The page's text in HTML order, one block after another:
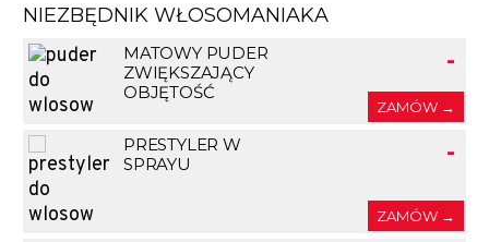
NIEZBĘDNIK WŁOSOMANIAKA
MATOWY PUDER
ZWIĘKSZAJĄCY
OBJĘTOŚĆ
-
ZAMÓW →
PRESTYLER W
SPRAYU
-
ZAMÓW →